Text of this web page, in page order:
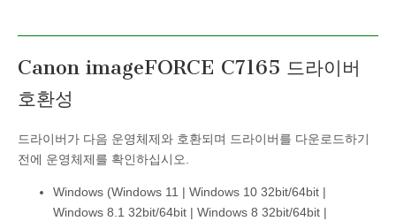
Canon imageFORCE C7165 드라이버
호환성
드라이버가 다음 운영체제와 호환되며 드라이버를 다운로드하기
전에 운영체제를 확인하십시오.
Windows (Windows 11 | Windows 10 32bit/64bit |
Windows 8.1 32bit/64bit | Windows 8 32bit/64bit |